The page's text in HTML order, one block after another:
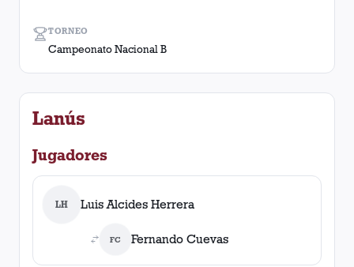
TORNEO
Campeonato Nacional B
Lanús
Jugadores
LH Luis Alcides Herrera
FC Fernando Cuevas